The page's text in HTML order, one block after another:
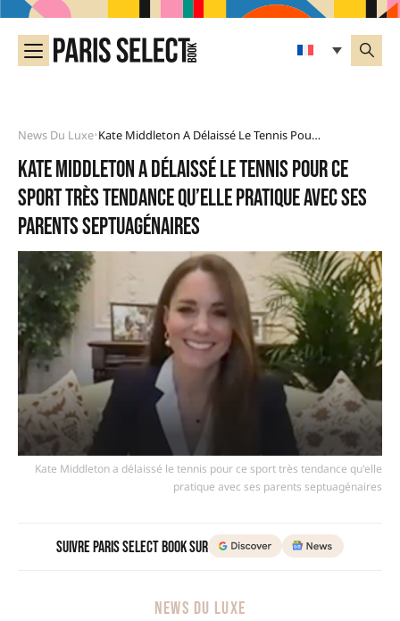
News Du Luxe• Kate Middleton A Délaissé Le Tennis Pour Ce Sport Très Tendance Qu’elle Pratique Avec Ses Parents Septuagénaires
Kate Middleton a délaissé le tennis pour ce
sport très tendance qu’elle pratique avec ses
parents septuagénaires
Kate Middleton a délaissé le tennis pour ce sport très tendance qu'elle
pratique avec ses parents septuagénaires
Suivre Paris Select Book sur
NEWS DU LUXE